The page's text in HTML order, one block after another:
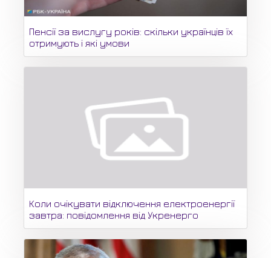
Пенсії за вислугу років: скільки українців їх
отримують і які умови
Коли очікувати відключення електроенергії
завтра: повідомлення від Укренерго